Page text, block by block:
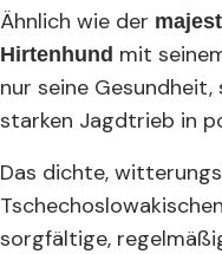
Ähnlich wie der
Hirtenhund mit
nur seine
starken Jagdtrieb in
Das dichte,
sorgfältige,